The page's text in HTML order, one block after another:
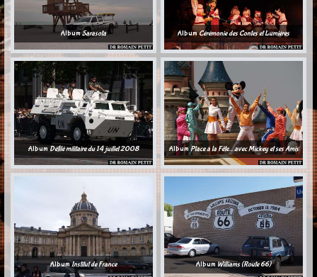
AlbumSarasota AlbumCérémonie des Contes et Lumières
Album Défilé militaire du 14 juillet 2008 AlbumPlace à la Fête... avec Mickey et ses Amis
AlbumInstitut de France AlbumWilliams (Route 66)